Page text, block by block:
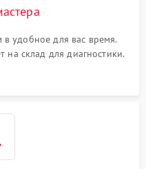
в удобное для вас время.
на склад для диагностики.